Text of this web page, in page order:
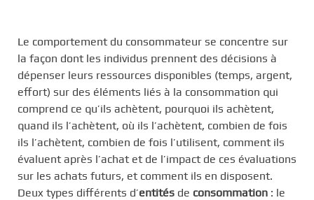
Le comportement du consommateur se concentre sur
la façon dont les individus prennent des décisions à
dépenser leurs ressources disponibles (temps, argent,
effort) sur des éléments liés à la consommation qui
comprend ce qu’ils achètent, pourquoi ils achètent,
quand ils l’achètent, où ils l’achètent, combien de fois
ils l’achètent, combien de fois l’utilisent, comment ils
évaluent après l’achat et de l’impact de ces évaluations
sur les achats futurs, et comment ils en disposent.
Deux types différents d’entités de consommation : le